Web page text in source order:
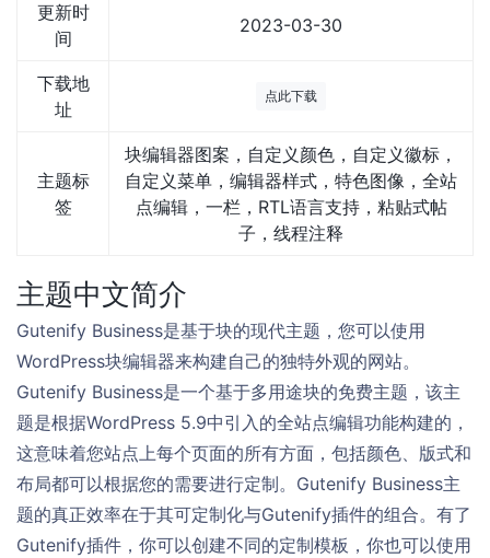
更新时
间
2023-03-30
下载地
址
点此下载
主题标
签
块编辑器图案，自定义颜色，自定义徽标，
自定义菜单，编辑器样式，特色图像，全站
点编辑，一栏，RTL语言支持，粘贴式帖
子，线程注释
主题中文简介
Gutenify Business是基于块的现代主题，您可以使用
WordPress块编辑器来构建自己的独特外观的网站。
Gutenify Business是一个基于多用途块的免费主题，该主
题是根据WordPress 5.9中引入的全站点编辑功能构建的，
这意味着您站点上每个页面的所有方面，包括颜色、版式和
布局都可以根据您的需要进行定制。Gutenify Business主
题的真正效率在于其可定制化与Gutenify插件的组合。有了
Gutenify插件，你可以创建不同的定制模板，你也可以使用